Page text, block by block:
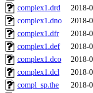
complex1.drd
2018-
complex1.dno
2018-
complex1.dfr
2018-
complex1.def
2018-
complex1.dco
2018-
complex1.dcl
2018-
compl_sp.the
2018-